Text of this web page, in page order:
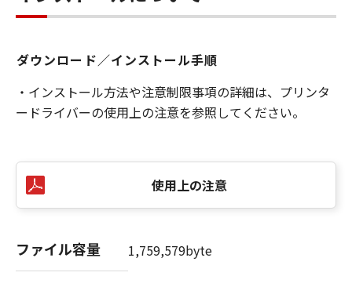
ダウンロード／インストール手順
・インストール方法や注意制限事項の詳細は、プリンタ
ードライバーの使用上の注意を参照してください。
使用上の注意
ファイル容量 1,759,579byte